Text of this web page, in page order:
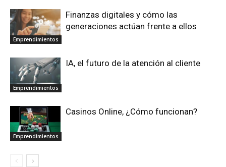
Emprendimientos
Finanzas digitales y cómo las
generaciones actúan frente a ellos
Emprendimientos
IA, el futuro de la atención al cliente
Emprendimientos
Casinos Online, ¿Cómo funcionan?